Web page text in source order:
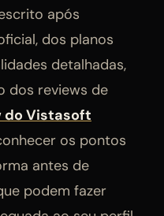
após
dos planos
detalhadas,
dos reviews de
do Vistasoft
os pontos
antes de
podem fazer